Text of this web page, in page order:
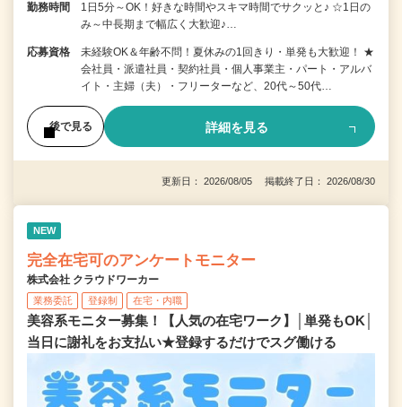
勤務時間
1日5分～OK！好きな時間やスキマ時間でサクッと♪ ☆1日の
み～中長期まで幅広く大歓迎♪…
応募資格
未経験OK＆年齢不問！夏休みの1回きり・単発も大歓迎！ ★
会社員・派遣社員・契約社員・個人事業主・パート・アルバ
イト・主婦（夫）・フリーターなど、20代～50代…
後で見る 詳細を見る
更新日： 2026/08/05 掲載終了日： 2026/08/30
NEW
完全在宅可のアンケートモニター
株式会社 クラウドワーカー
業務委託 登録制 在宅・内職
美容系モニター募集！【人気の在宅ワーク】│単発もOK│
当日に謝礼をお支払い★登録するだけでスグ働ける